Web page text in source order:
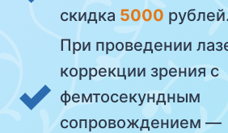
скидка 5000
При проведении
коррекции зрения с
фемтосекундным
сопровождением —